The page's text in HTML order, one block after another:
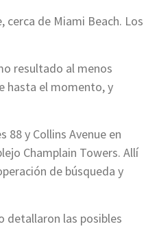
cerca de Miami Beach. Los
resultado al menos
hasta el momento, y
88 y Collins Avenue en
Champlain Towers. Allí
de búsqueda y
detallaron las posibles